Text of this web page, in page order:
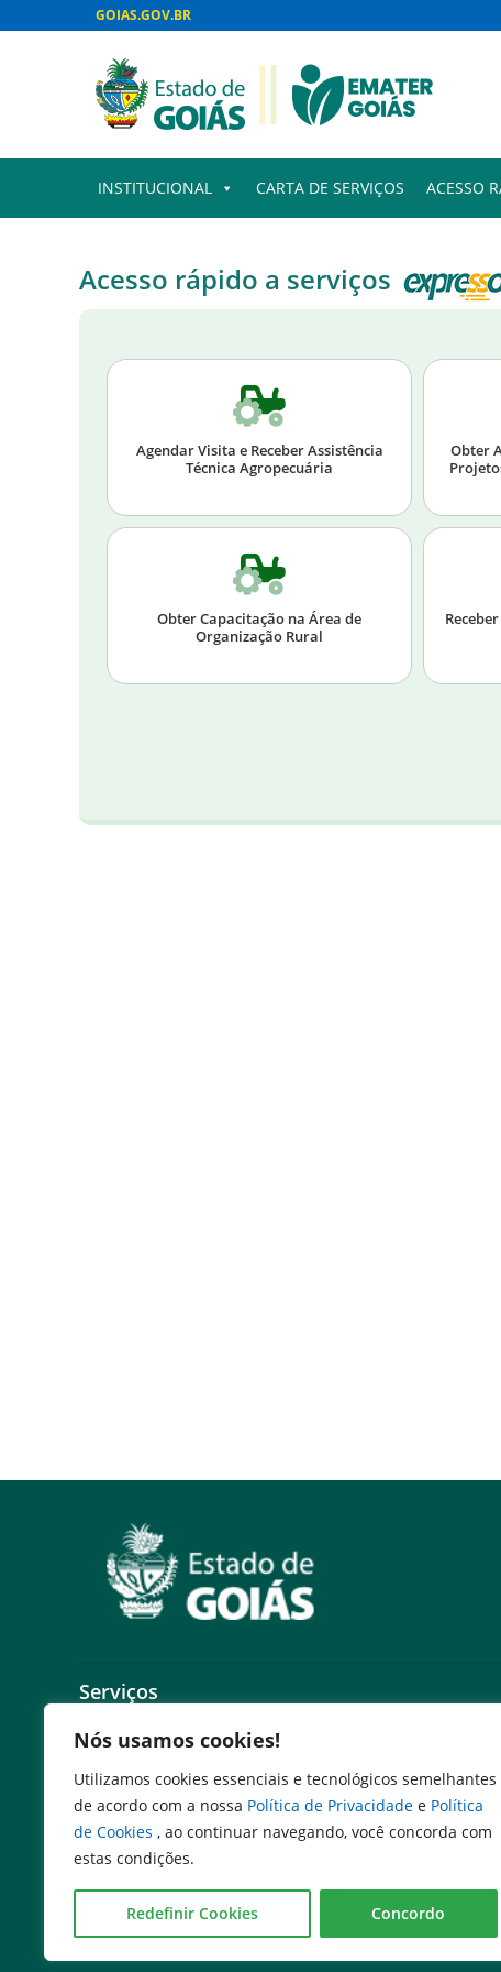
Nós usamos cookies!
Utilizamos cookies essenciais e tecnológicos semelhantes
de acordo com a nossa Política de Privacidade e Política
de Cookies , ao continuar navegando, você concorda com
estas condições.
Redefinir Cookies Concordo
GOIAS.GOV.BR
INSTITUCIONAL CARTA DE SERVIÇOS ACESSO
Acesso rápido a serviços
Agendar Visita e Receber Assistência
Técnica Agropecuária
Obter
Obter Capacitação na Área de
Organização Rural
Serviços
Expresso Goiás
Expresso Aplicações
Expresso Servidor
SEI Governadoria
Cadastro de Autoridades
Escola de Governo
E-mail Corporativo